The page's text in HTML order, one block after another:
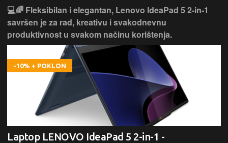
💻🌈 Fleksibilan i elegantan, Lenovo IdeaPad 5 2‑in‑1
savršen je za rad, kreativu i svakodnevnu
produktivnost u svakom načinu korištenja.
-10% + POKLON
Laptop LENOVO IdeaPad 5 2-in-1 -